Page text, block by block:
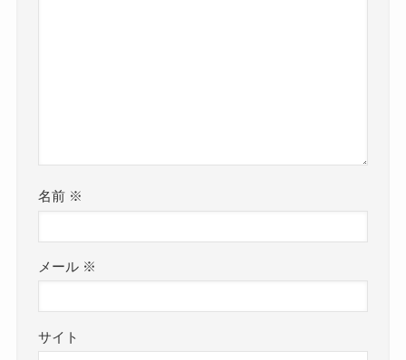
名前 ※
メール ※
サイト